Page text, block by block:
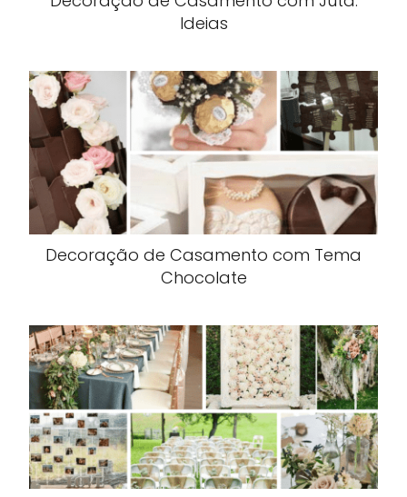
Ideias
Decoração de Casamento com Tema
Chocolate